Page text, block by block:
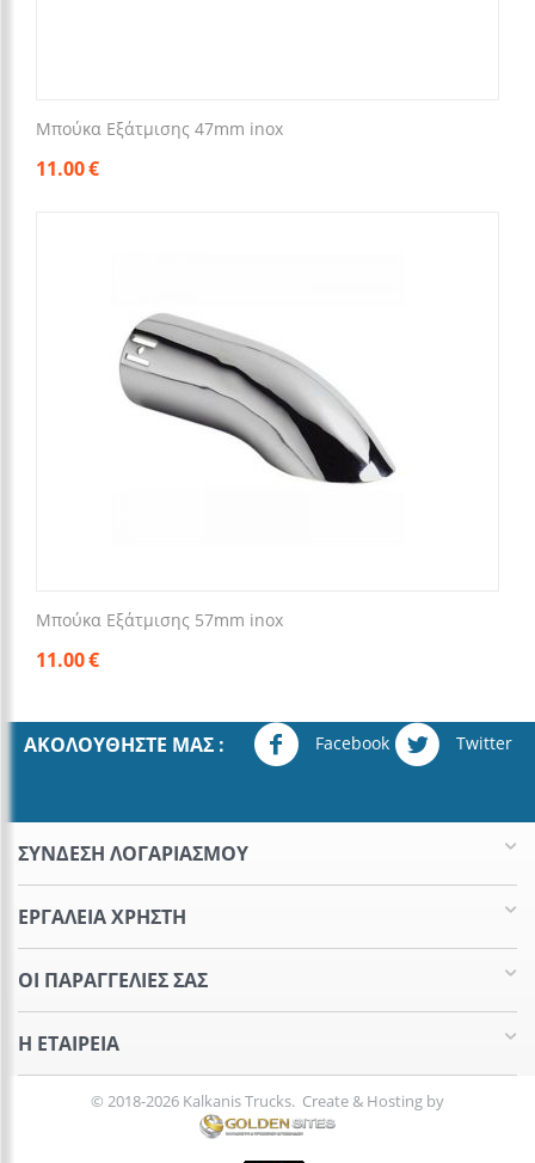
Μπούκα Εξάτμισης 47mm inox
11.00€
Μπούκα Εξάτμισης 57mm inox
11.00€
ΑΚΟΛΟΥΘΉΣΤΕ ΜΑΣ : Facebook Twitter
ΣΥΝΔΕΣΗ ΛΟΓΑΡΙΑΣΜΟΥ​
ΕΡΓΑΛΕΊΑ ΧΡΉΣΤΗ
ΟΙ ΠΑΡΑΓΓΕΛΊΕΣ​ ΣΑΣ
Η ΕΤΑΙΡΕΊΑ​
© 2018-2026 Kalkanis Trucks. Create & Hosting by